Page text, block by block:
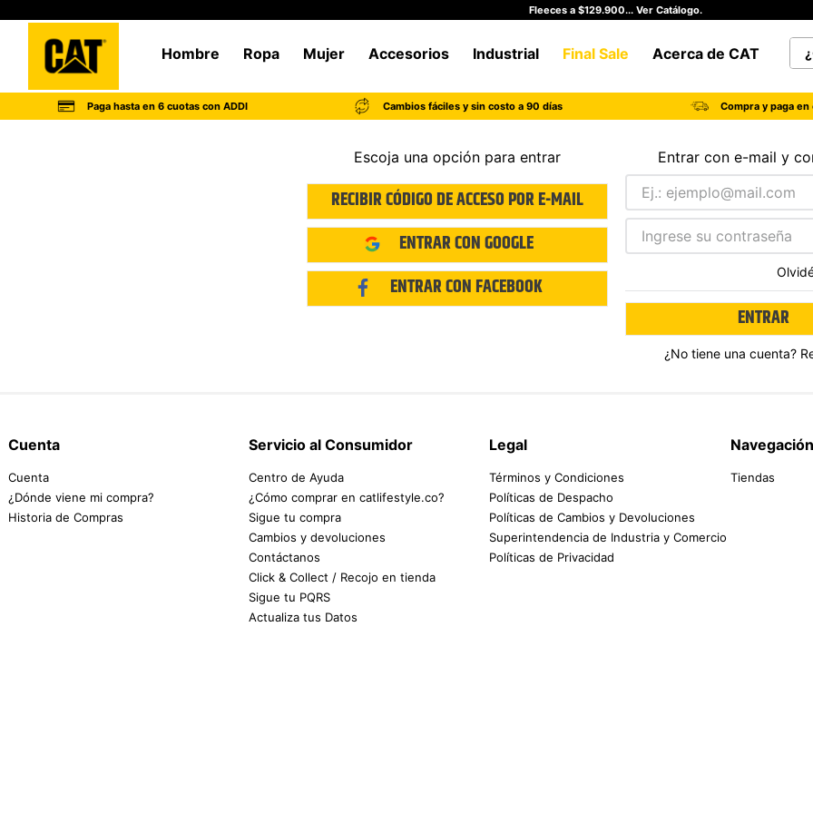
Fleeces a $129.900... Ver Catálogo.
Hombre Ropa Mujer Accesorios Industrial Final Sale Acerca de CAT
Paga hasta en 6 cuotas con ADDI Cambios fáciles y sin costo a 90 días Compra y paga en
Escoja una opción para entrar
RECIBIR CÓDIGO DE ACCESO POR E-MAIL
ENTRAR CONGOOGLE
ENTRAR CONFACEBOOK
Entrar con e-mail y
ENTRAR
¿No tiene una cuenta?
Cuenta
Cuenta
¿Dónde viene mi compra?
Historia de Compras
Servicio al Consumidor
Centro de Ayuda
¿Cómo comprar en catlifestyle.co?
Sigue tu compra
Cambios y devoluciones
Contáctanos
Click & Collect / Recojo en tienda
Sigue tu PQRS
Actualiza tus Datos
Legal
Términos y Condiciones
Políticas de Despacho
Políticas de Cambios y Devoluciones
Superintendencia de Industria y Comercio
Políticas de Privacidad
Navegación
Tiendas
1 botas hombre
2
5 . botas industriales
6. tenis
7. botas